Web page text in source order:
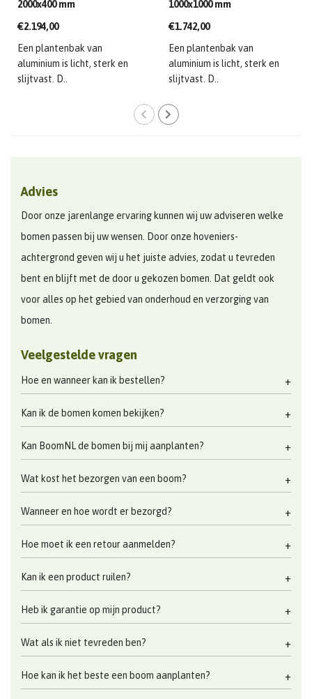
2000x400 mm
€2.194,00
Een plantenbak van
aluminium is licht, sterk en
slijtvast. D..
1000x1000 mm
€1.742,00
Een plantenbak van
aluminium is licht, sterk en
slijtvast. D..
Advies
Door onze jarenlange ervaring kunnen wij uw adviseren welke
bomen passen bij uw wensen. Door onze hoveniers-
achtergrond geven wij u het juiste advies, zodat u tevreden
bent en blijft met de door u gekozen bomen. Dat geldt ook
voor alles op het gebied van onderhoud en verzorging van
bomen.
Veelgestelde vragen
Hoe en wanneer kan ik bestellen?
Kan ik de bomen komen bekijken?
Kan BoomNL de bomen bij mij aanplanten?
Wat kost het bezorgen van een boom?
Wanneer en hoe wordt er bezorgd?
Hoe moet ik een retour aanmelden?
Kan ik een product ruilen?
Heb ik garantie op mijn product?
Wat als ik niet tevreden ben?
Hoe kan ik het beste een boom aanplanten?